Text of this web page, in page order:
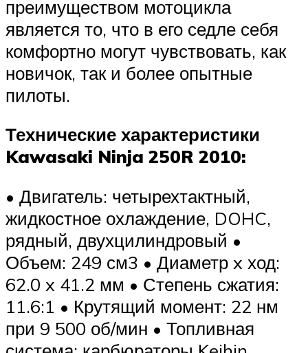
преимуществом мотоцикла
является то, что в его седле себя
комфортно могут чувствовать, как
новичок, так и более опытные
пилоты.
Технические характеристики
Kawasaki Ninja 250R 2010:
• Двигатель: четырехтактный,
жидкостное охлаждение, DOHC,
рядный, двухцилиндровый •
Объем: 249 см3 • Диаметр x ход:
62.0 x 41.2 мм • Степень сжатия:
11.6:1 • Крутящий момент: 22 нм
при 9 500 об/мин • Топливная